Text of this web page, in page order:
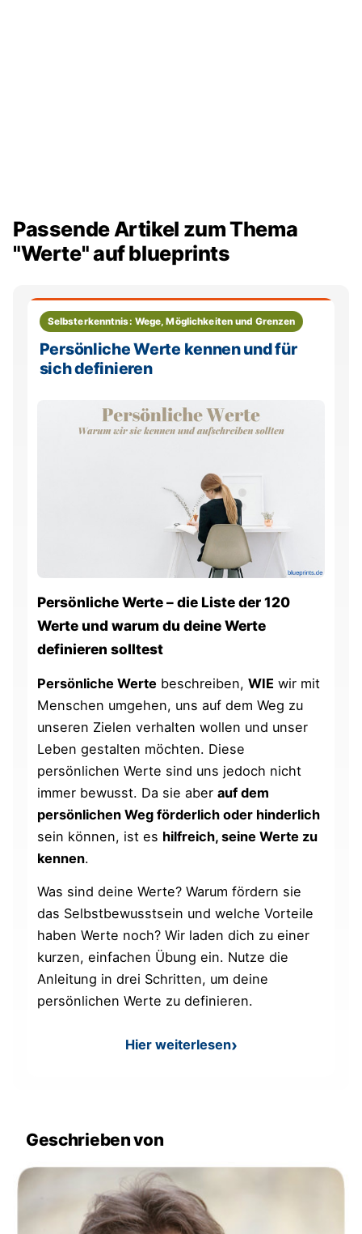
Passende Artikel zum Thema
"Werte" auf blueprints
Selbsterkenntnis: Wege, Möglichkeiten und Grenzen
Persönliche Werte kennen und für
sich definieren
Persönliche Werte – die Liste der 120
Werte und warum du deine Werte
definieren solltest
Persönliche Werte beschreiben,WIE wir mit
Menschen umgehen, uns auf dem Weg zu
unseren Zielen verhalten wollen und unser
Leben gestalten möchten. Diese
persönlichen Werte sind uns jedoch nicht
immer bewusst. Da sie aberauf dem
persönlichen Weg förderlich oder hinderlich
sein können, ist es hilfreich, seine Werte zu
kennen.
Was sind deine Werte? Warum fördern sie
das Selbstbewusstsein und welche Vorteile
haben Werte noch? Wir laden dich zu einer
kurzen, einfachen Übung ein. Nutze die
Anleitung in drei Schritten, um deine
persönlichen Werte zu definieren.
Hier weiterlesen: Persönliche Werte
Geschrieben von